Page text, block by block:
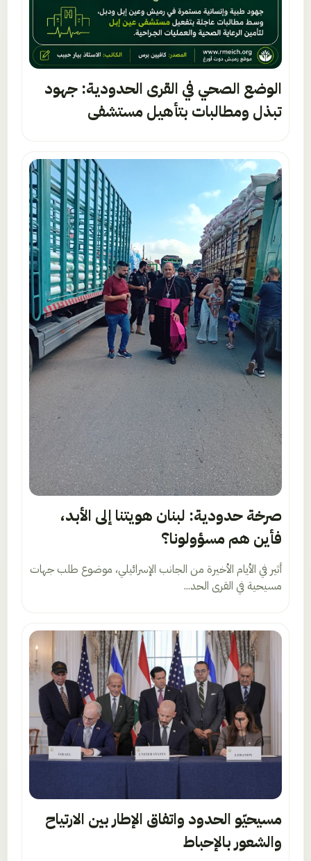
الوضع الصحي في القرى الحدودية: جهود
تبذل ومطالبات بتأهيل مستشفى
صرخة حدودية: لبنان هويتنا إلى الأبد،
فأين هم مسؤولونا؟
أثير في الأيام الأخيرة من الجانب الإسرائيلي، موضوع طلب جهات
مسيحية في القرى الحد...
مسيحيّو الحدود واتفاق الإطار بين الارتياح
والشعور بالإحباط